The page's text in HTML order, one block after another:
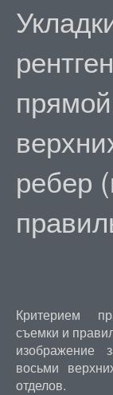
ребер
Критерием
съемки и
изображение
восьми
отделов.